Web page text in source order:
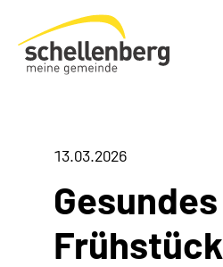
Gemeinde Schellenberg Startseite
13.03.2026
Gesundes
Frühstück